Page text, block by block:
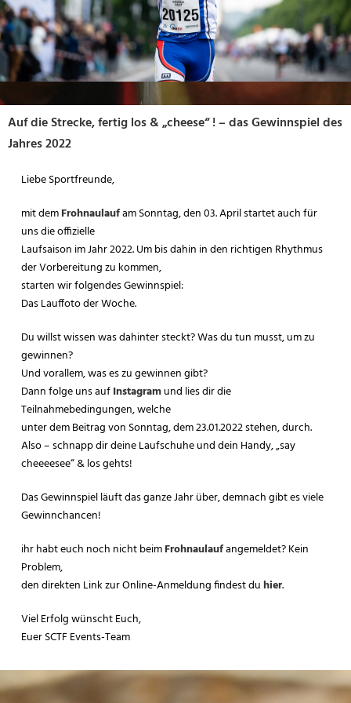
Auf die Strecke, fertig los & „cheese“ ! – das Gewinnspiel des
Jahres 2022
Liebe Sportfreunde,
mit demFrohnaulaufam Sonntag, den 03. April startet auch für
uns die offizielle
Laufsaison im Jahr 2022. Um bis dahin in den richtigen Rhythmus
der Vorbereitung zu kommen,
starten wir folgendes Gewinnspiel:
Das Lauffoto der Woche.
Du willst wissen was dahinter steckt? Was du tun musst, um zu
gewinnen?
Und vorallem, was es zu gewinnen gibt?
Dann folge uns aufInstagramund lies dir die
Teilnahmebedingungen, welche
unter dem Beitrag von Sonntag, dem 23.01.2022 stehen, durch.
Also – schnapp dir deine Laufschuhe und dein Handy, „say
cheeeesee“ & los gehts!
Das Gewinnspiel läuft das ganze Jahr über, demnach gibt es viele
Gewinnchancen!
ihr habt euch noch nicht beimFrohnaulaufangemeldet? Kein
Problem,
den direkten Link zur Online-Anmeldung findest duhier.
Viel Erfolg wünscht Euch,
Euer SCTF Events-Team